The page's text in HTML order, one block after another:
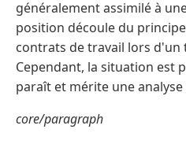
généralement assimilé à
position découle du
contrats de travail lors
Cependant, la situation est
paraît et mérite une
core/paragraph